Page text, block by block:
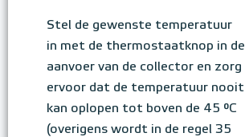
Stel de gewenste temperatuur
in met de thermostaatknop in de
aanvoer van de collector en zorg
ervoor dat de temperatuur nooit
kan oplopen tot boven de 45 °C
(overigens wordt in de regel 35